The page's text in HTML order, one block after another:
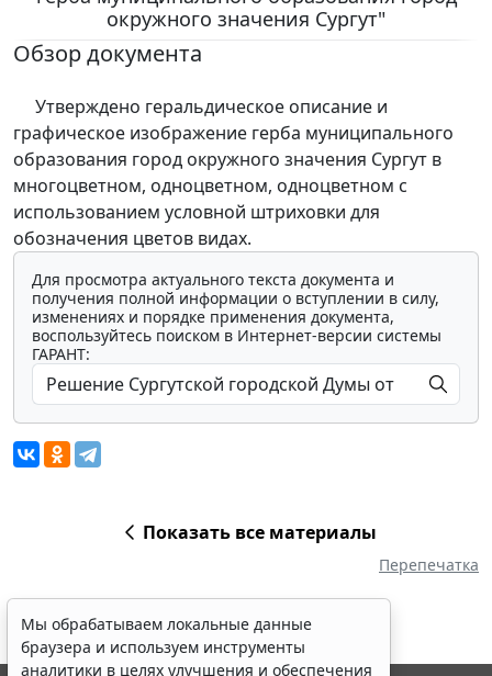
окружного значения Сургут"
Обзор документа
Утверждено геральдическое описание и
графическое изображение герба муниципального
образования город окружного значения Сургут в
многоцветном, одноцветном, одноцветном с
использованием условной штриховки для
обозначения цветов видах.
Для просмотра актуального текста документа и
получения полной информации о вступлении в силу,
изменениях и порядке применения документа,
воспользуйтесь поиском в Интернет-версии системы
ГАРАНТ:
Показать все материалы
Перепечатка
Мы обрабатываем локальные данные
браузера и используем инструменты
аналитики в целях улучшения и обеспечения